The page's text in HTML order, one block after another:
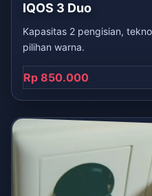
IQOS 3 Duo
Kapasitas 2 pengisian,
pilihan warna.
Rp 850.000